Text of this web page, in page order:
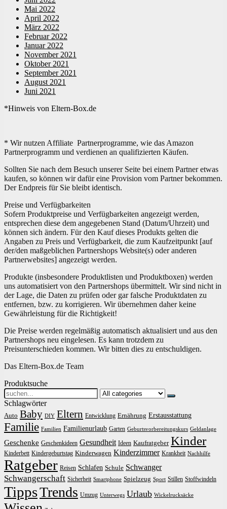
Mai 2022
April 2022
März 2022
Februar 2022
Januar 2022
November 2021
Oktober 2021
September 2021
August 2021
Juni 2021
*Hinweis von Eltern-Box.de
* Wir nutzen Affiliate Partnerprogramme, wie das Amazon
Partnerprogramm und verdienen an qualifizierten Käufen.
Sollten Sie nach dem Besuch unserer Seite bei einem Partner etwas
kaufen, so können wir dafür eine Provision vom Partner bekommen.
Der Endpreis für Sie bleibt identisch.
Preise und Verfügbarkeiten
Sofern Produktpreise und Verfügbarkeiten angezeigt werden,
entsprechen diese dem angegebenen Stand (Datum/Uhrzeit) und
können sich ändern. Für den Kauf dieses Produkts gelten die
Angaben zu Preis und Verfügbarkeit, die zum Kaufzeitpunkt [auf
der/den maßgeblichen Partnershops Website(s) oder anderen
Partnerwebsites] angezeigt werden.
Produkte (insbesondere Produktlisten und Produktboxen) werden
uns automatisiert von den Partnershops übermittelt. Wir sind nicht in
der Lage, die Daten zu prüfen oder gar falsche Produktdaten zu
entfernen, bzw. zu korrigieren. Wir übernehmen daher keine
Gewährleistung für die Richtigkeit!
Die Preise werden regelmäßig automatisch aktualisiert und aus den
Partnershops neu eingelesen. Es kann trotzdem zu
Preisunterschieden kommen. Wir bitten dies zu entschuldigen.
Das Eltern-Box.de Team
Produktsuche
Search
for:
Schlagwörter
Auto Baby DIY Eltern Entwicklung Ernährung Erstausstattung
Familie Familien Familienurlaub Garten Geburtsvorbereitungskurs Geldanlage
Geschenke Geschenkideen Gesundheit Ideen Kaufratgeber Kinder
Kinderbett Kindergeburtstag Kinderwagen Kinderzimmer Krankheit Nachhilfe
Ratgeber Reisen Schlafen Schule Schwanger
Schwangerschaft Sicherheit Smartphone Spielzeug Sport Stillen Stoffwindeln
TippsTrends Umzug Unterwegs Urlaub Wickelrucksäcke